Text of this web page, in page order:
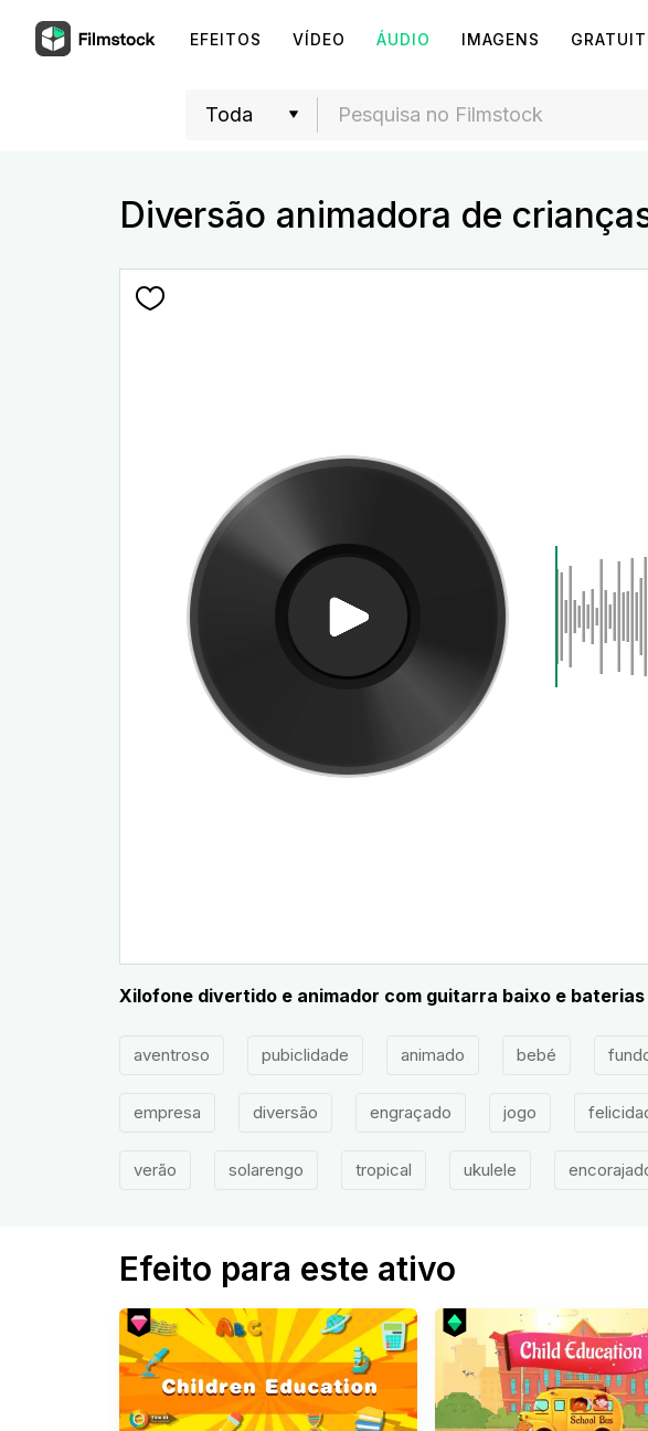
EFEITOS VÍDEO ÁUDIO IMAGENS
Diversão animadora de
Xilofone divertido e animador com guitarra baixo e baterias
aventroso pubiclidade animado bebé
empresa diversão engraçado jogo
verão solarengo tropical ukulele
Efeito para este ativo